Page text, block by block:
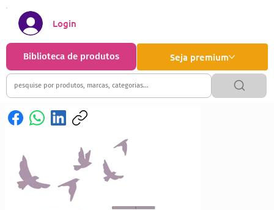
Seja premium
Biblioteca de produtos
Login